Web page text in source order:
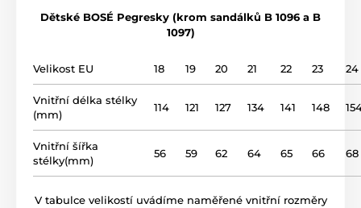
kůže
název modelu B 1418
Dětské BOSÉ Pegresky (krom sandálků B 1096 a B
1097)
Velikost EU 18 19 20 21 22 23 24
Vnitřní délka stélky
(mm)
114 121 127 134 141 148
Vnitřní šířka
stélky(mm)
56 59 62 64 65 66 68
V tabulce velikostí uvádíme naměřené vnitřní rozměry